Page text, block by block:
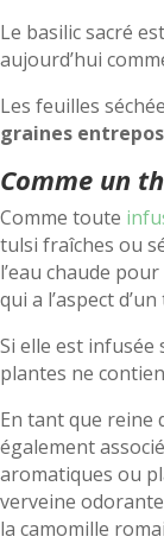
Le basilic sacré
aujourd’hui
Les feuilles
graines
Comme un
Comme toute
tulsi fraîches ou
l’eau chaude
qui a l’aspect
Si elle est infusée
plantes ne
En tant que reine
également
aromatiques ou
verveine
la camomille